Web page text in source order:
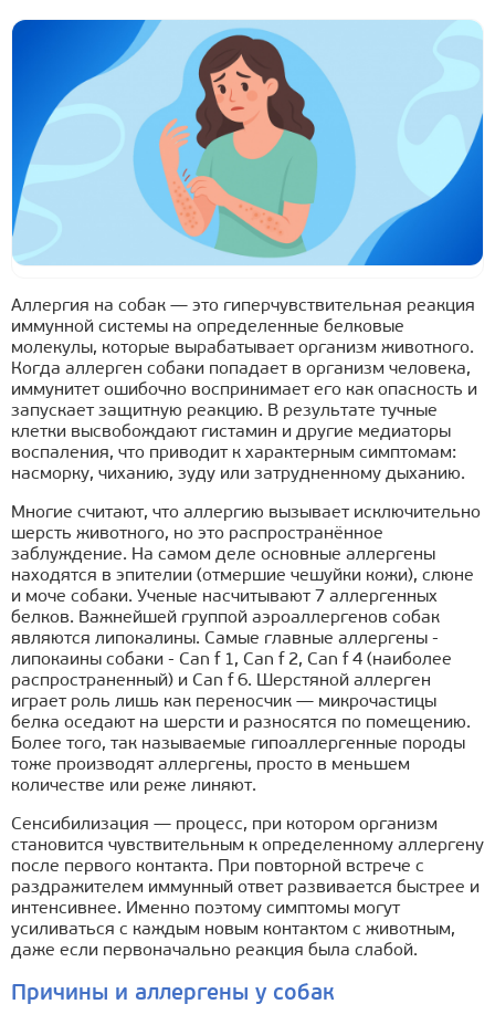
Аллергия на собак — это гиперчувствительная реакция
иммунной системы на определенные белковые
молекулы, которые вырабатывает организм животного.
Когда аллерген собаки попадает в организм человека,
иммунитет ошибочно воспринимает его как опасность и
запускает защитную реакцию. В результате тучные
клетки высвобождают гистамин и другие медиаторы
воспаления, что приводит к характерным симптомам:
насморку, чиханию, зуду или затрудненному дыханию.
Многие считают, что аллергию вызывает исключительно
шерсть животного, но это распространённое
заблуждение. На самом деле основные аллергены
находятся в эпителии (отмершие чешуйки кожи), слюне
и моче собаки. Ученые насчитывают 7 аллергенных
белков. Важнейшей группой аэроаллергенов собак
являются липокалины. Самые главные аллергены -
липокаины собаки - Can f 1, Can f 2, Can f 4 (наиболее
распространенный) и Can f 6. Шерстяной аллерген
играет роль лишь как переносчик — микрочастицы
белка оседают на шерсти и разносятся по помещению.
Более того, так называемые гипоаллергенные породы
тоже производят аллергены, просто в меньшем
количестве или реже линяют.
Сенсибилизация — процесс, при котором организм
становится чувствительным к определенному аллергену
после первого контакта. При повторной встрече с
раздражителем иммунный ответ развивается быстрее и
интенсивнее. Именно поэтому симптомы могут
усиливаться с каждым новым контактом с животным,
даже если первоначально реакция была слабой.
Причины и аллергены у собак